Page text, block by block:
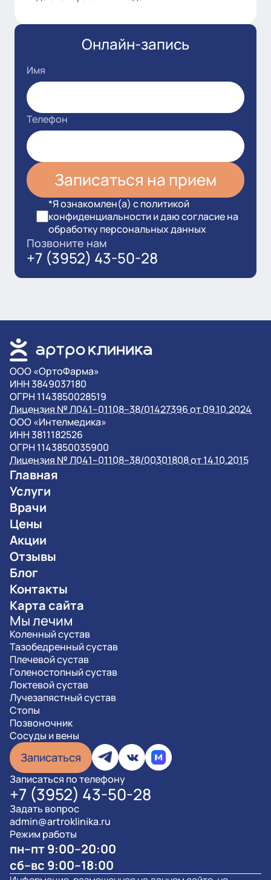
Онлайн-запись
Имя
Телефон
*Я ознакомлен(а) с политикой
конфиденциальности и даю согласие на
обработку персональных данных
Позвоните нам
+7 (3952) 43-50-28
OOO «ОртоФарма»
ИНН 3849037180
ОГРН 1143850028519
Лицензия № Л041–01108–38/01427396 от 09.10.2024
OOO «Интелмедика»
ИНН 3811182526
ОГРН 1143850035900
Лицензия № Л041–01108–38/00301808 от 14.10.2015
Главная
Услуги
Врачи
Цены
Акции
Отзывы
Блог
Контакты
Карта сайта
Мы лечим
Коленный сустав
Тазобедренный сустав
Плечевой сустав
Голеностопный сустав
Локтевой сустав
Лучезапястный сустав
Стопы
Позвоночник
Сосуды и вены
Записаться
Записаться по телефону
+7 (3952) 43-50-28
Задать вопрос
admin@artroklinika.ru
Режим работы
пн–пт 9:00–20:00
сб–вс 9:00–18:00